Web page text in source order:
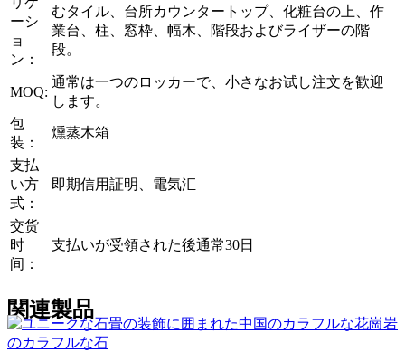
ーシ
ョ
ン：
むタイル、台所カウンタートップ、化粧台の上、作
業台、柱、窓枠、幅木、階段およびライザーの階
段。
MOQ:
通常は一つのロッカーで、小さなお试し注文を歓迎
します。
包
装：
燻蒸木箱
支払
い方
式：
即期信用証明、電気汇
交货
时
间：
支払いが受領された後通常30日
関連製品